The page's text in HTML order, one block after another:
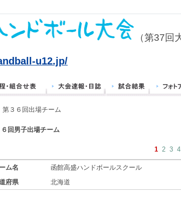
（第37回
u12.jp/
第３６回出場チーム
回男子出場チーム
1 2 3 4
ム名
函館高盛ハンドボールスクール
府県
北海道